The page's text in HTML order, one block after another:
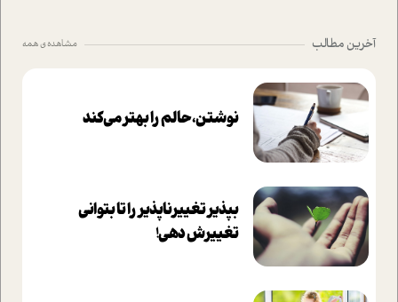
آخرین مطالب مشاهده ی همه
نوشتن، حالم را بهتر می‌کند
بپذير تغييرناپذير را تا بتواني
تغييرش دهي!‏